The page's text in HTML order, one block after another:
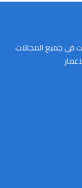
فى جميع المجالات